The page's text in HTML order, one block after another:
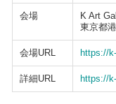
会場
K Art
東京都
会場URL https://
詳細URL https://